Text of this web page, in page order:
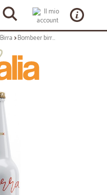
Birra Bombeer birra bianca cl.33 vap 5°